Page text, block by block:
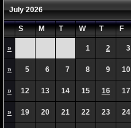
July 2026
S M T W T F
» 1 2 3
» 5 6 7 8 9 10
» 12 13 14 15 16 17
» 19 20 21 22 23 24